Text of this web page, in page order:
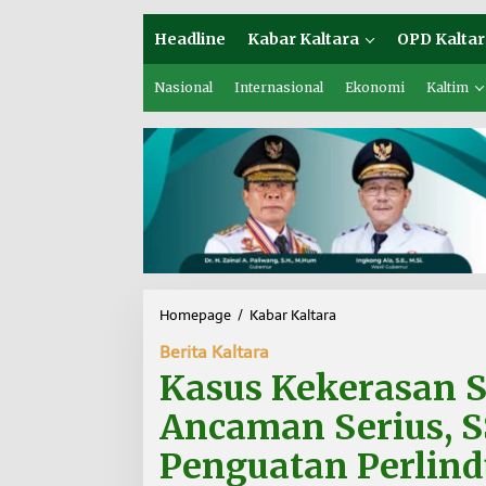
Headline Kabar Kaltara OPD
Nasional Internasional Ekonomi Kaltim
Homepage / Kabar Kaltara
s
K
e
Berita Kaltara
Kasus Kekerasan
Ancaman Serius,
Penguatan